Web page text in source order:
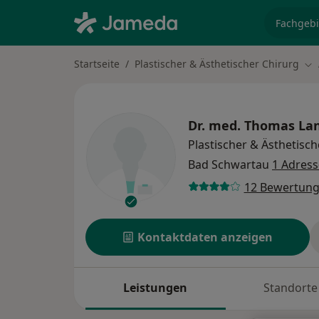
Startseite Plastischer & Ästhetischer Chirurg
Dr. med. Thomas
Plastischer &
Bad Schwartau 1
12
Kontaktdaten anzeigen
Leistungen Standorte